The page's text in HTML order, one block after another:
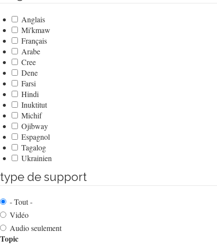
Anglais
Mi'kmaw
Français
Arabe
Cree
Dene
Farsi
Hindi
Inuktitut
Michif
Ojibway
Espagnol
Tagalog
Ukrainien
type de support
- Tout -
Vidéo
Audio seulement
Topic